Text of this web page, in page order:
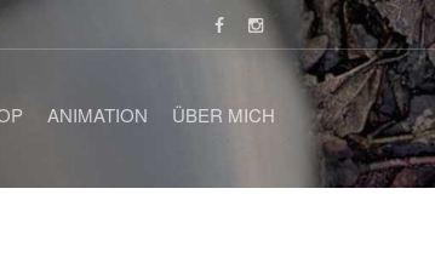
ANIMATION ÜBER MICH